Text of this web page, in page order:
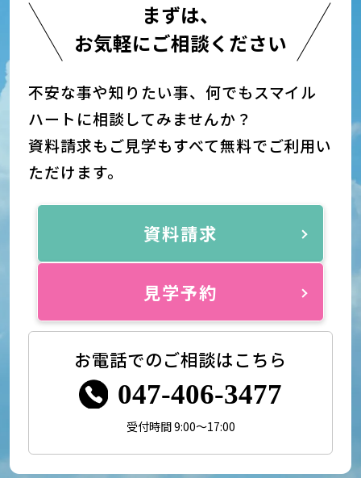
まずは、
お気軽にご相談ください
不安な事や知りたい事、何でもスマイル
ハートに相談してみませんか？
資料請求もご見学もすべて無料でご利用い
ただけます。
資料請求
見学予約
お電話でのご相談はこちら
047-406-3477
受付時間 9:00～17:00